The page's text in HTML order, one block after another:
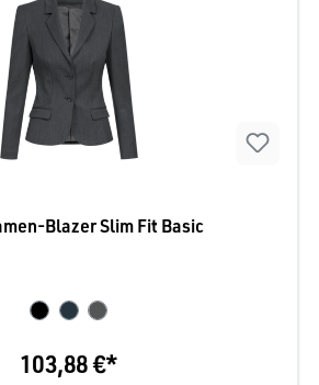
Blazer Slim Fit Basic
103,88 €*